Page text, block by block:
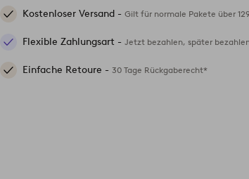
Kostenloser Versand -Gilt für normale Pakete über
Flexible Zahlungsart -Jetzt bezahlen, später
Einfache Retoure -30 Tage Rückgaberecht*